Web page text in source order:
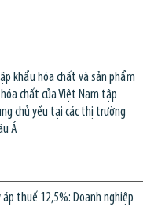
khẩu hóa chất và sản phẩm
chất của Việt Nam tập
chủ yếu tại các thị trường
Á
áp thuế 12,5%: Doanh nghiệp